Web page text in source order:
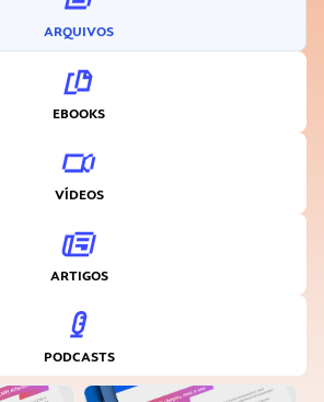
ARQUIVOS
EBOOKS
VÍDEOS
ARTIGOS
PODCASTS